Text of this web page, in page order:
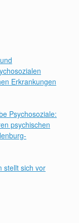
Erkrankungen
Psychosoziale:
psychischen
stellt sich vor